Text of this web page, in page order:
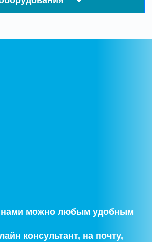
нами можно любым удобным
консультант, на почту,